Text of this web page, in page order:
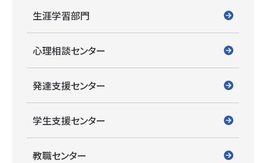
生涯学習部門
心理相談センター
発達支援センター
学生支援センター
教職センター